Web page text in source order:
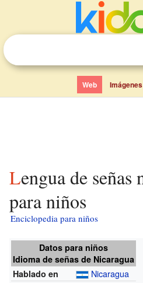
Web Imágenes
Lengua de señas nicaragüense
para niños
Enciclopedia para niños
Datos para niños
Idioma de señas de Nicaragua
Hablado en
Nicaragua